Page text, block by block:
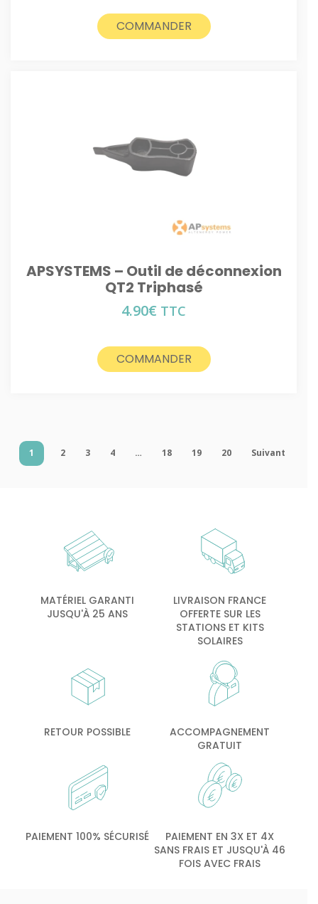
COMMANDER
APSYSTEMS – Outil de déconnexion
QT2 Triphasé
4.90€ TTC
COMMANDER
1 2 3 4 … 18 19 20 Suivant
MATÉRIEL GARANTI
JUSQU'À 25 ANS
LIVRAISON FRANCE
OFFERTE SUR LES
STATIONS ET KITS
SOLAIRES
RETOUR POSSIBLE
ACCOMPAGNEMENT
GRATUIT
PAIEMENT 100% SÉCURISÉ
PAIEMENT EN 3X ET 4X
SANS FRAIS ET JUSQU'À 46
FOIS AVEC FRAIS